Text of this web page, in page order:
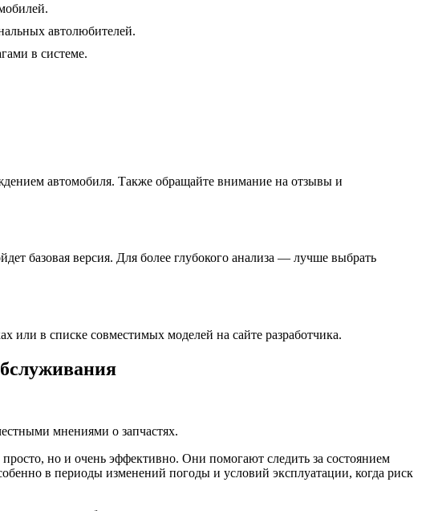
автолюбителей.
в системе.
автомобиля. Также обращайте внимание на отзывы и
базовая версия. Для более глубокого анализа — лучше выбрать
или в списке совместимых моделей на сайте разработчика.
мнениями о запчастях.
но и очень эффективно. Они помогают следить за состоянием
в периоды изменений погоды и условий эксплуатации, когда риск